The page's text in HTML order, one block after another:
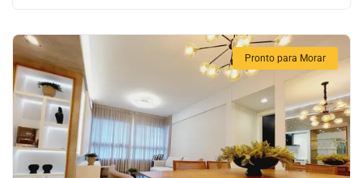
Pronto para Morar